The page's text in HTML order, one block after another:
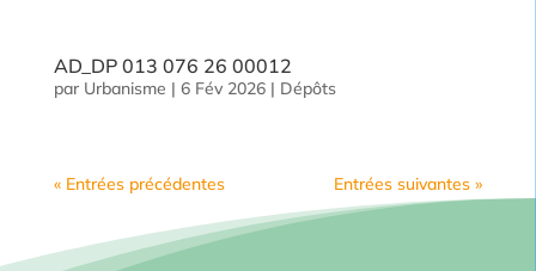
AD_DP 013 076 26 00012
par Urbanisme | 6 Fév 2026| Dépôts
« Entrées précédentes Entrées suivantes »